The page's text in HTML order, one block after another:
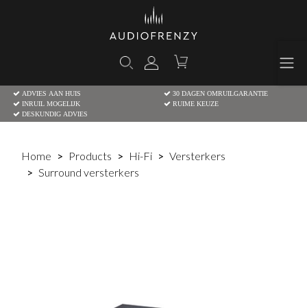
ADVIES AAN HUIS
30 DAGEN OMRUILGARANTIE
INRUIL MOGELIJK
RUIME KEUZE
DESKUNDIG ADVIES
Home Products Hi-Fi
Versterkers
Surround versterkers